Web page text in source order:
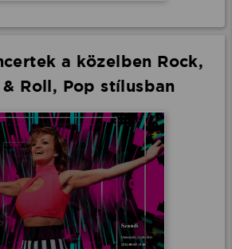
a közelben Rock,
Roll, Pop stílusban